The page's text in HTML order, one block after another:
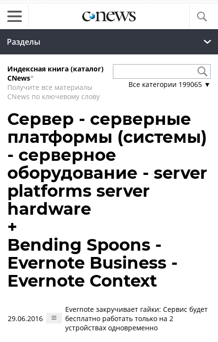
Разделы
Индексная книга (каталог)
CNews*
Получите все материалы
CNews по ключевому слову
Все категории 199065 ▼
Сервер - серверные
платформы (системы)
- серверное
оборудование - server
platforms server
hardware
+
Bending Spoons -
Evernote Business -
Evernote Context
29.06.2016
Evernote закручивает гайки: Сервис будет
бесплатно работать только на 2
устройствах одновременно